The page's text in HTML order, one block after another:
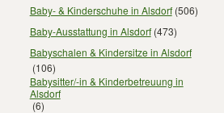
Baby- & Kinderschuhe in Alsdorf(506)
Baby-Ausstattung in Alsdorf(473)
Babyschalen & Kindersitze in Alsdorf
(106)
Babysitter/-in & Kinderbetreuung in
Alsdorf
(6)